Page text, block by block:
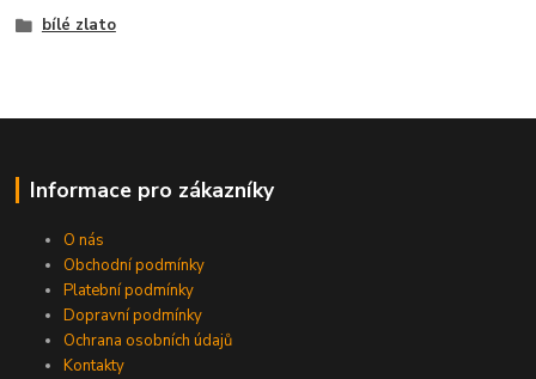
bílé zlato
Informace pro zákazníky
O nás
Obchodní podmínky
Platební podmínky
Dopravní podmínky
Ochrana osobních údajů
Kontakty